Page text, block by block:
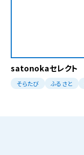
satonokaセレクト
そらたび ふるさと